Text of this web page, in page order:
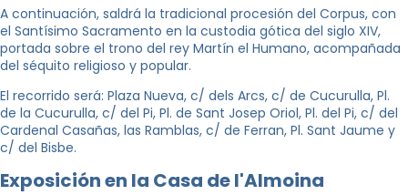
A continuación, saldrá la tradicional procesión del Corpus, con
el Santísimo Sacramento en la custodia gótica del siglo XIV,
portada sobre el trono del rey Martín el Humano, acompañada
del séquito religioso y popular.
El recorrido será: Plaza Nueva, c/ dels Arcs, c/ de Cucurulla, Pl.
de la Cucurulla, c/ del Pi, Pl. de Sant Josep Oriol, Pl. del Pi, c/ del
Cardenal Casañas, las Ramblas, c/ de Ferran, Pl. Sant Jaume y
c/ del Bisbe.
Exposición en la Casa de l'Almoina